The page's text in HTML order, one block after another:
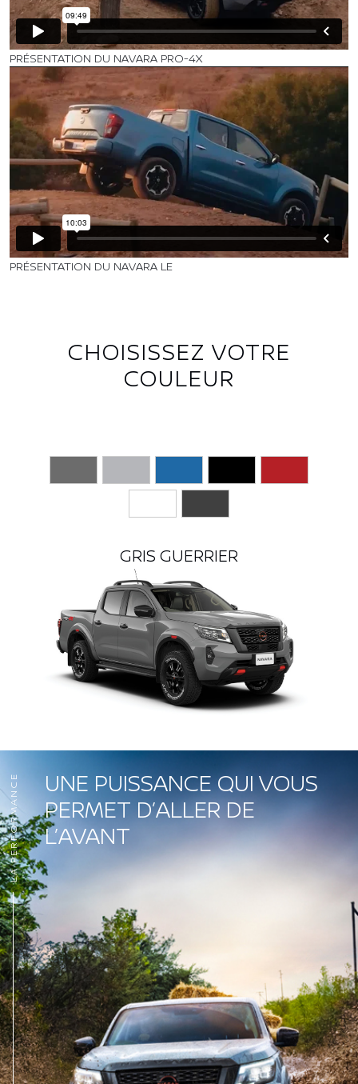
PRÉSENTATION DU NAVARA PRO-4X
PRÉSENTATION DU NAVARA LE
CHOISISSEZ VOTRE
COULEUR
GRIS GUERRIER
UNE PUISSANCE QUI VOUS
PERMET D’ALLER DE
L’AVANT
LA PERFORMANCE